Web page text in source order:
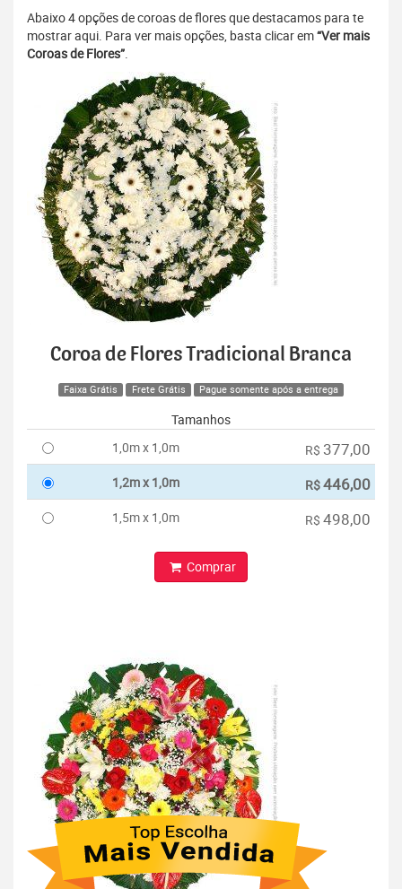
Abaixo 4 opções de coroas de flores que destacamos para te
mostrar aqui. Para ver mais opções, basta clicar em“Ver mais
Coroas de Flores”.
Coroa de Flores Tradicional Branca
Faixa Grátis Frete Grátis Pague somente após a entrega
Tamanhos
1,0m x 1,0m
R$ 377,00
1,2m x 1,0m R$446,00
1,5m x 1,0m R$ 498,00
Comprar